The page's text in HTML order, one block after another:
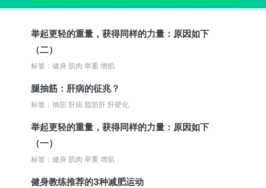
举起更轻的重量，获得同样的力量：原因如下
（二）
标签：健身 肌肉 举重 增肌
腿抽筋：肝病的征兆？
标签：抽筋 肝病 脂肪肝 肝硬化
举起更轻的重量，获得同样的力量：原因如下
（一）
标签：健身 肌肉 举重 增肌
健身教练推荐的3种减肥运动